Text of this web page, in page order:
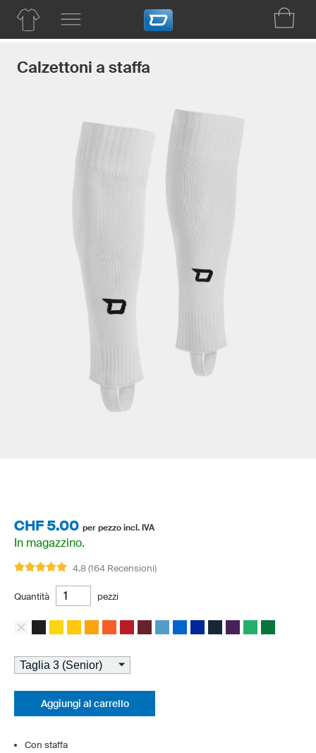
Calzettoni a staffa
CHF 5.00 per pezzo incl. IVA
In magazzino.
4.8 (164 Recensioni)
Quantità pezzi
Aggiungi al carrello
Con staffa